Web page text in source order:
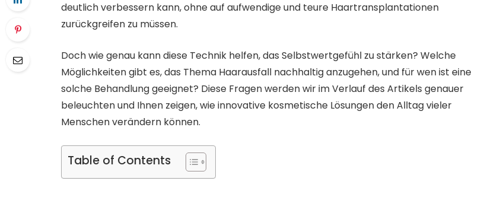
deutlich verbessern kann, ohne auf aufwendige und teure Haartransplantationen
zurückgreifen zu müssen.
Doch wie genau kann diese Technik helfen, das Selbstwertgefühl zu stärken? Welche
Möglichkeiten gibt es, das Thema Haarausfall nachhaltig anzugehen, und für wen ist eine
solche Behandlung geeignet? Diese Fragen werden wir im Verlauf des Artikels genauer
beleuchten und Ihnen zeigen, wie innovative kosmetische Lösungen den Alltag vieler
Menschen verändern können.
Table of Contents